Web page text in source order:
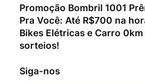
Promoção Bombril 1001
Pra Você: Até R$700 na
Bikes Elétricas e Carro
sorteios!
Siga-nos